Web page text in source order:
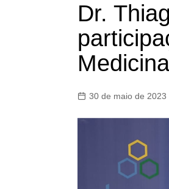
Dr.
30 de maio de 2023